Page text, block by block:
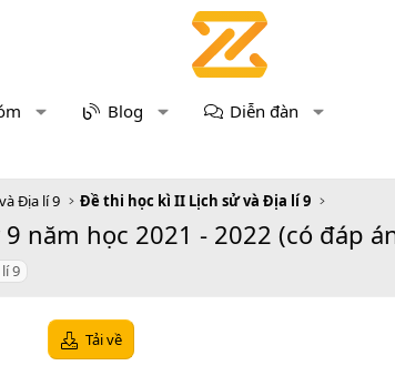
Blog Diễn đàn
Địa lí 9 Đề thi học kì II Lịch sử và Địa lí 9
năm học 2021 - 2022 (có đáp
9
Tải về